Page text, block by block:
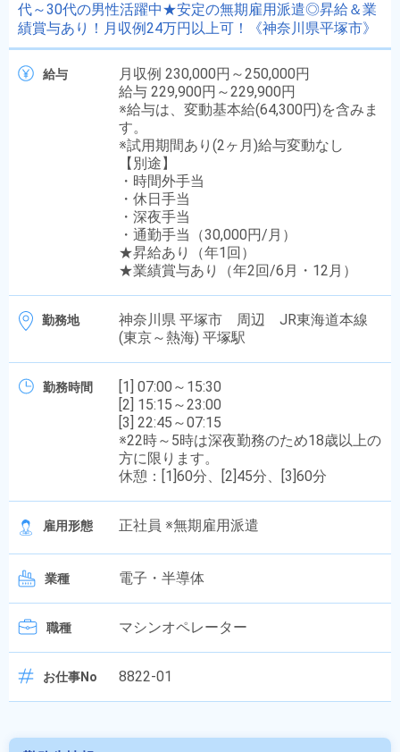
代～30代の男性活躍中★安定の無期雇用派遣◎昇給＆業
績賞与あり！月収例24万円以上可！《神奈川県平塚市》
給与
月収例 230,000円～250,000円
給与 229,900円～229,900円
※給与は、変動基本給(64,300円)を含みま
す。
※試用期間あり(2ヶ月)給与変動なし
【別途】
・時間外手当
・休日手当
・深夜手当
・通勤手当（30,000円/月）
★昇給あり（年1回）
★業績賞与あり（年2回/6月・12月）
勤務地
神奈川県 平塚市 周辺 JR東海道本線
(東京～熱海) 平塚駅
勤務時間
[1] 07:00～15:30
[2] 15:15～23:00
[3] 22:45～07:15
※22時～5時は深夜勤務のため18歳以上の
方に限ります。
休憩：[1]60分、[2]45分、[3]60分
雇用形態 正社員 ※無期雇用派遣
業種 電子・半導体
職種 マシンオペレーター
お仕事No 8822-01